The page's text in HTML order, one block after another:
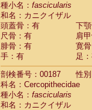
種小名： fascicularis
和名：カニクイザル
頭蓋骨：有
下
尺骨：有
肩
腓骨：有
寛
手：有
足
剖検番号：00187
性
科名：Cercopithecidae
種小名： fascicularis
和名：カニクイザル